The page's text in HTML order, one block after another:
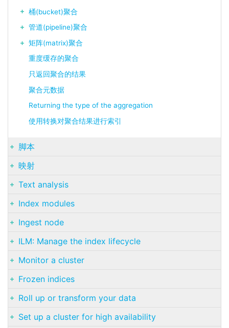
桶(bucket)聚合
管道(pipeline)聚合
矩阵(matrix)聚合
重度缓存的聚合
只返回聚合的结果
聚合元数据
Returning the type of the aggregation
使用转换对聚合结果进行索引
脚本
映射
Text analysis
Index modules
Ingest node
ILM: Manage the index lifecycle
Monitor a cluster
Frozen indices
Roll up or transform your data
Set up a cluster for high availability